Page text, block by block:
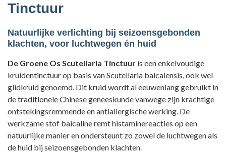
Tinctuur
Natuurlijke verlichting bij seizoensgebonden
klachten, voor luchtwegen én huid
De Groene Os Scutellaria Tinctuur is een enkelvoudige
kruidentinctuur op basis van Scutellaria baicalensis, ook wel
glidkruid genoemd. Dit kruid wordt al eeuwenlang gebruikt in
de traditionele Chinese geneeskunde vanwege zijn krachtige
ontstekingsremmende en antiallergische werking. De
werkzame stof baicaline remt histaminereacties op een
natuurlijke manier en ondersteunt zo zowel de luchtwegen als
de huid bij seizoensgebonden klachten.